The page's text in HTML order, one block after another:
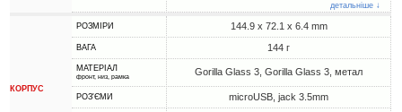
детальніше ↓
КОРПУС
РОЗМІРИ 144.9 x 72.1 x 6.4 mm
ВАГА 144 г
МАТЕРІАЛ
фронт, низ, рамка Gorilla Glass 3, Gorilla Glass 3, метал
РОЗ'ЄМИ microUSB, jack 3.5mm